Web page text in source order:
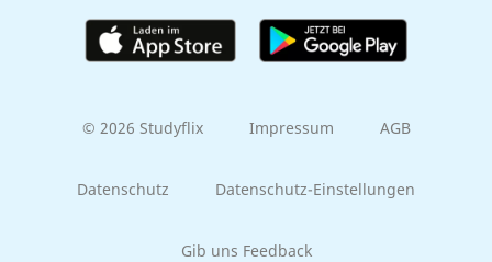
© 2026 Studyflix Impressum AGB
Datenschutz Datenschutz-Einstellungen
Gib uns Feedback